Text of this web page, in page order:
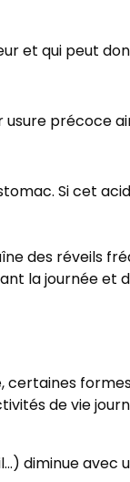
et qui peut
précoce
Si cet
des réveils
la journée et
certaines
de vie
diminue avec